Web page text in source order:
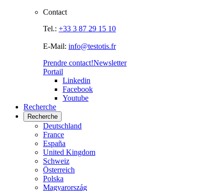
Contact
Tel.: +33 3 87 29 15 10
E-Mail: info@testotis.fr
Prendre contact!Newsletter
Portail
Linkedin
Facebook
Youtube
Recherche
Recherche
Deutschland
France
España
United Kingdom
Schweiz
Österreich
Polska
Magyarország